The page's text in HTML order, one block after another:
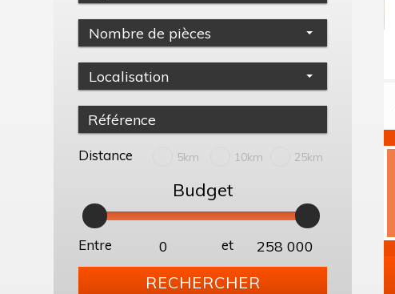
Nombre de pièces
Localisation
Distance 5km 10km 25km
Budget
Entre et
RECHERCHER